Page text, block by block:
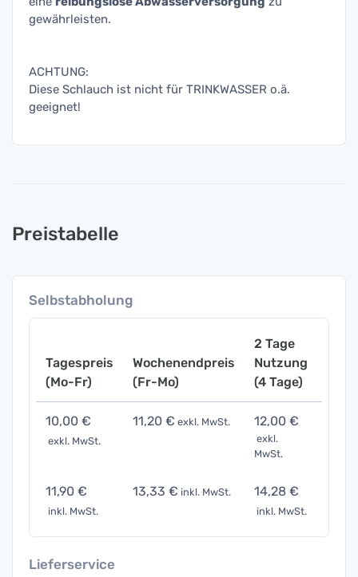
gewährleisten.
ACHTUNG:
Diese Schlauch ist nicht für TRINKWASSER o.ä.
geeignet!
Preistabelle
Selbstabholung
Tagespreis
(Mo-Fr)
Wochenendpreis
(Fr-Mo)
2 Tage
Nutzung
(4 Tage)
10,00 €
exkl. MwSt.
11,20 € exkl. MwSt. 12,00 €
exkl.
MwSt.
11,90 €
inkl. MwSt.
13,33 € inkl. MwSt. 14,28 €
inkl. MwSt.
Lieferservice